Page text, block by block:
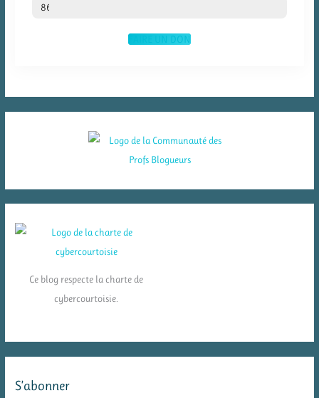
% du coût annuel
86
FAIRE UN DON
Ce blog respecte la charte de
cybercourtoisie.
S’abonner